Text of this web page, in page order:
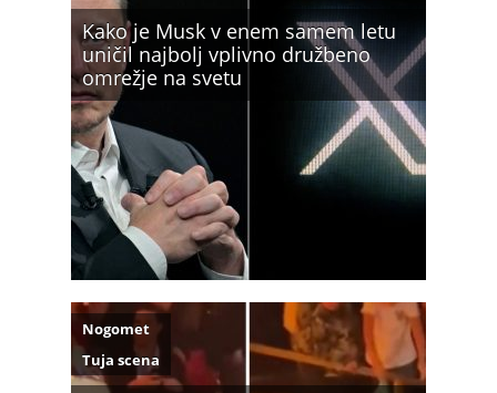
Kako je Musk v enem samem letu
uničil najbolj vplivno družbeno
omrežje na svetu
Nogomet
Tuja scena